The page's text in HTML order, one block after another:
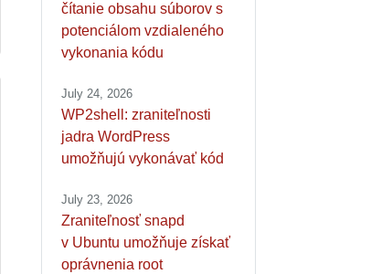
čítanie obsahu súborov s
potenciálom vzdialeného
vykonania kódu
July 24, 2026
WP2shell: zraniteľnosti
jadra WordPress
umožňujú vykonávať kód
July 23, 2026
Zraniteľnosť snapd
v Ubuntu umožňuje získať
oprávnenia root